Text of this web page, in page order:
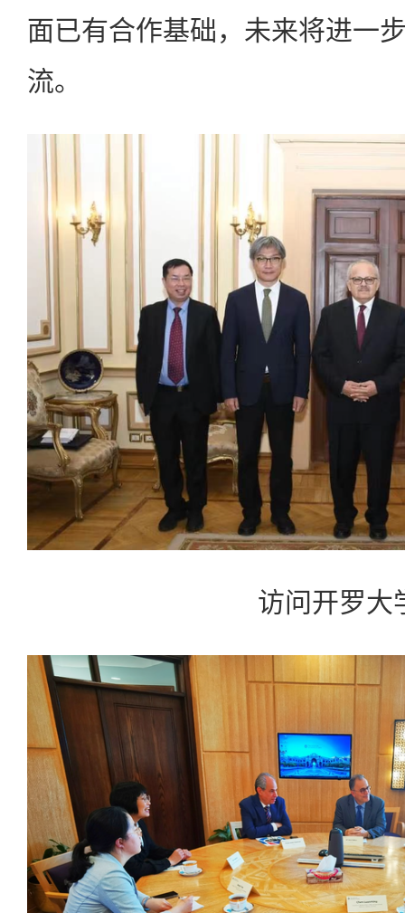
面已有合作基础，未来将进一
流。
访问开罗大